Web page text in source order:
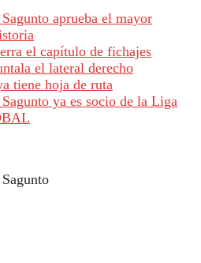
aprueba el mayor
el capítulo de fichajes
el lateral derecho
tiene hoja de ruta
ya es socio de la Liga